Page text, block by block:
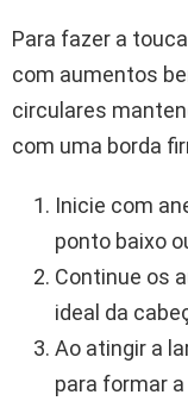
Para fazer a
com aumentos
circulares
com uma borda
Inicie com
ponto baixo
Continue os
ideal da
Ao atingir a
para formar